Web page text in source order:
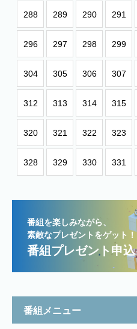
288 289 290 291
296 297 298 299
304 305 306 307
312 313 314 315
320 321 322 323
328 329 330 331
番組を楽しみながら、
素敵なプレゼントをゲット！
番組プレゼント申込
番組メニュー